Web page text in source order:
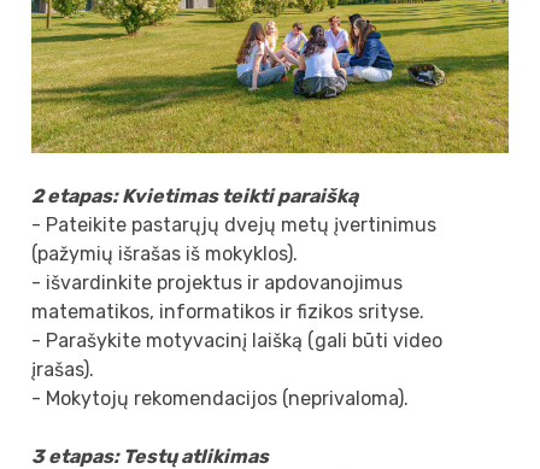
2 etapas: Kvietimas teikti paraišką
- Pateikite pastarųjų dvejų metų įvertinimus
(pažymių išrašas iš mokyklos).
- išvardinkite projektus ir apdovanojimus
matematikos, informatikos ir fizikos srityse.
- Parašykite motyvacinį laišką (gali būti video
įrašas).
- Mokytojų rekomendacijos (neprivaloma).
3 etapas: Testų atlikimas